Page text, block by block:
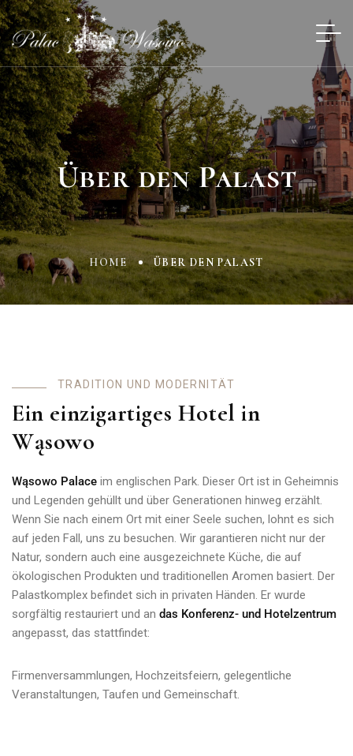
Über den Palast
HOME ÜBER DEN PALAST
TRA D IT O N U N D MO D E R N TÄT
Ein einzigartiges Hotel in
Wąsowo
Wąsowo Palace im englischen Park. Dieser Ort ist in Geheimnis
und Legenden gehüllt und über Generationen hinweg erzählt.
Wenn Sie nach einem Ort mit einer Seele suchen, lohnt es sich
auf jeden Fall, uns zu besuchen. Wir garantieren nicht nur der
Natur, sondern auch eine ausgezeichnete Küche, die auf
ökologischen Produkten und traditionellen Aromen basiert. Der
Palastkomplex befindet sich in privaten Händen. Er wurde
sorgfältig restauriert und an das Konferenz- und Hotelzentrum
angepasst, das stattfindet:
Firmenversammlungen, Hochzeitsfeiern, gelegentliche
Veranstaltungen, Taufen und Gemeinschaft.